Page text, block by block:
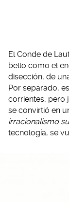
El Conde de
bello como el
disección, de
Por separado,
corrientes, pero
se convirtió en
irracionalismo
tecnología, se